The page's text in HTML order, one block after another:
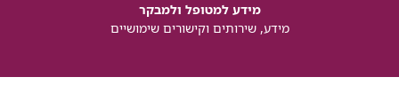
מידע למטופל ולמבקר
מידע, שירותים וקישורים שימושיים